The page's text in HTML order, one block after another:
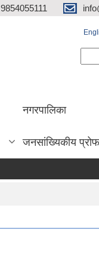
9854055111
नगरपालिका
जनसांख्यिकीय